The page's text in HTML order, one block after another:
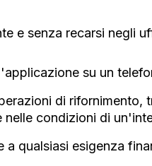
e senza recarsi negli
su un
di
condizioni di
a qualsiasi esigenza